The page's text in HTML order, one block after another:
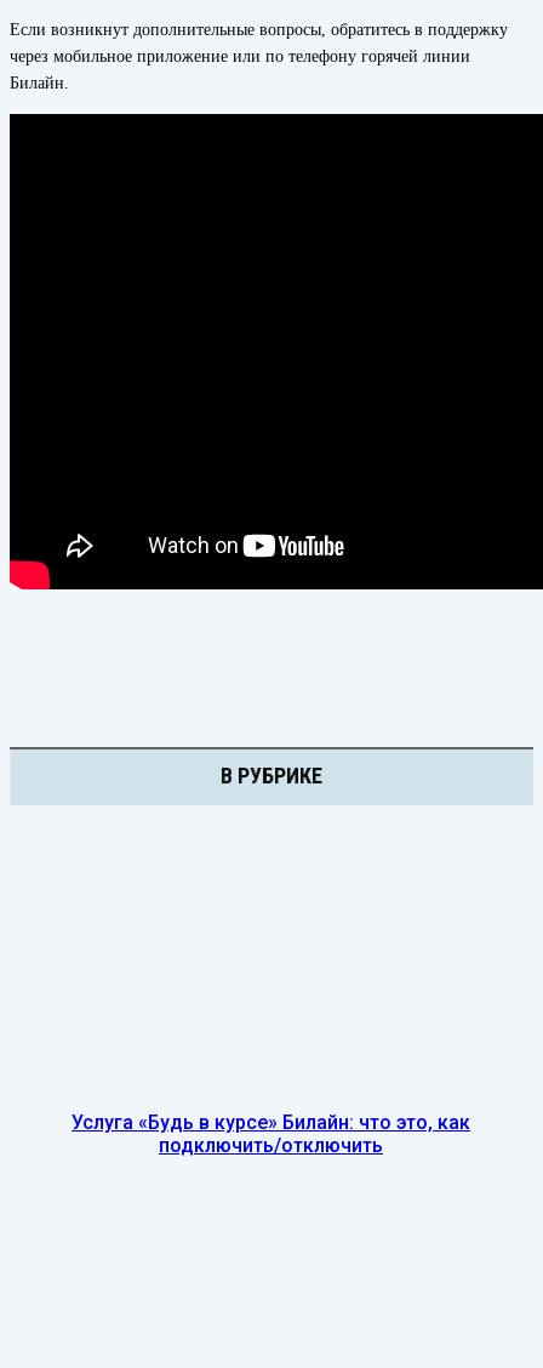
Если возникнут дополнительные вопросы, обратитесь в поддержку
через мобильное приложение или по телефону горячей линии
Билайн.
В РУБРИКЕ
Услуга «Будь в курсе» Билайн: что это, как
подключить/отключить